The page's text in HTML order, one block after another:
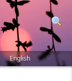
English